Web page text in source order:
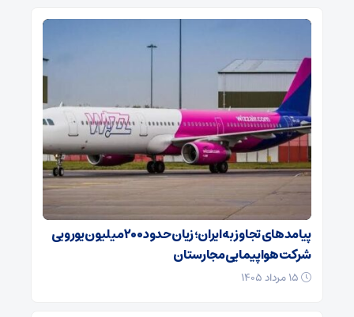
پیامدهای تجاوز به ایران؛ زیان حدود ۲۰۰ میلیون یورویی
شرکت هواپیمایی مجارستان